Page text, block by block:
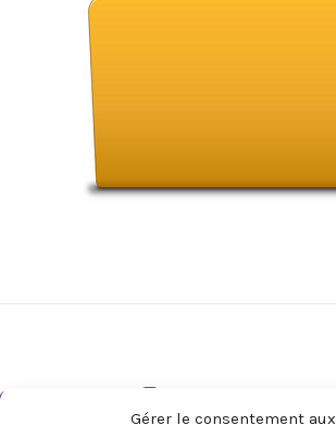
Gérer le consentement aux